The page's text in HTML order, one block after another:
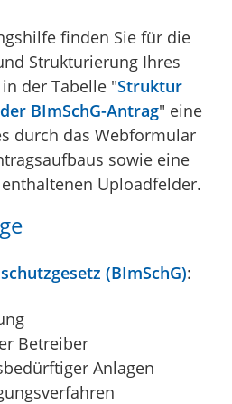
finden Sie für die
Strukturierung Ihres
der Tabelle "Struktur
BImSchG-Antrag" eine
durch das Webformular
sowie eine
Uploadfelder.
(BImSchG):
Betreiber
Anlagen